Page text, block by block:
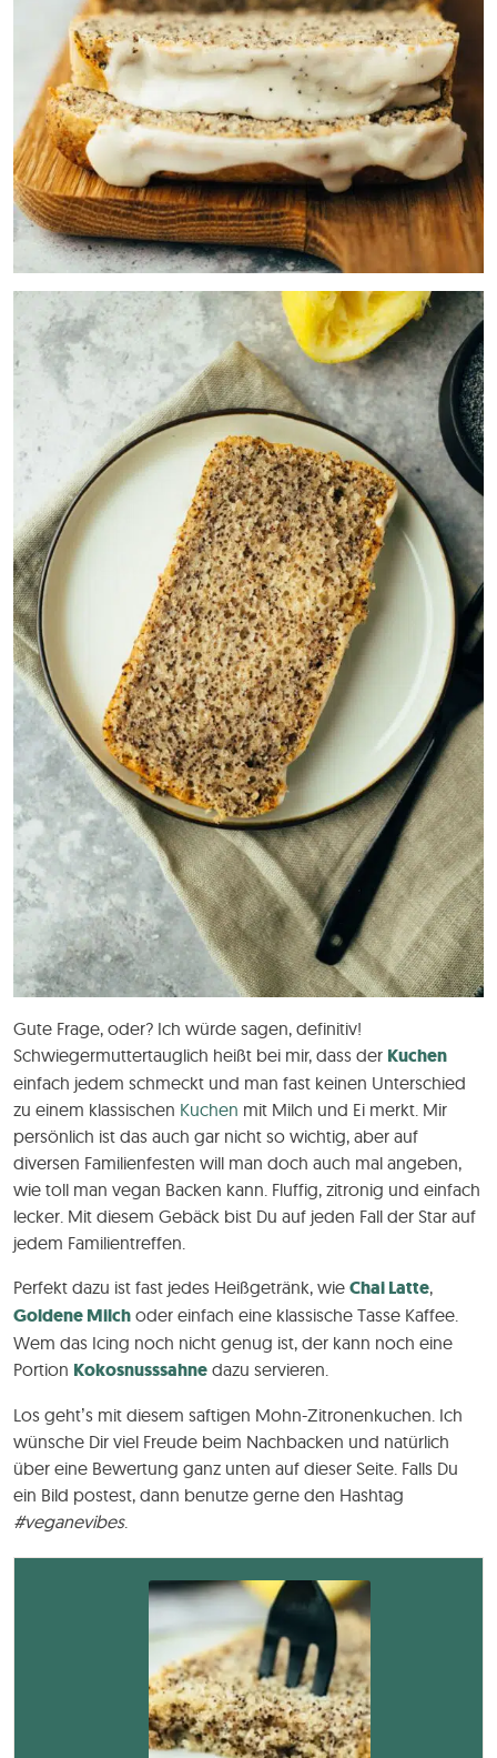
Gute Frage, oder? Ich würde sagen, definitiv!
Schwiegermuttertauglich heißt bei mir, dass der Kuchen
einfach jedem schmeckt und man fast keinen Unterschied
zu einem klassischen Kuchen mit Milch und Ei merkt. Mir
persönlich ist das auch gar nicht so wichtig, aber auf
diversen Familienfesten will man doch auch mal angeben,
wie toll man vegan Backen kann. Fluffig, zitronig und einfach
lecker. Mit diesem Gebäck bist Du auf jeden Fall der Star auf
jedem Familientreffen.
Perfekt dazu ist fast jedes Heißgetränk, wie Chai Latte,
Goldene Milch oder einfach eine klassische Tasse Kaffee.
Wem das Icing noch nicht genug ist, der kann noch eine
Portion Kokosnusssahne dazu servieren.
Los geht’s mit diesem saftigen Mohn-Zitronenkuchen. Ich
wünsche Dir viel Freude beim Nachbacken und natürlich
über eine Bewertung ganz unten auf dieser Seite. Falls Du
ein Bild postest, dann benutze gerne den Hashtag
#veganevibes.